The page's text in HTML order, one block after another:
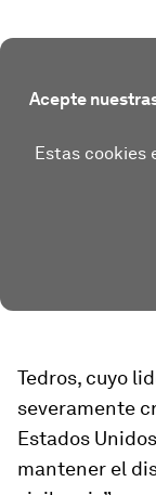
Acepte
Estas cookies
Tedros, cuyo
severamente
Estados
mantener el